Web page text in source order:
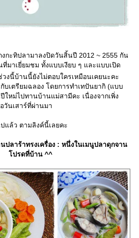
กะทิปลามาลงปิดวันสิ้นปี 2012 ~ 2555 กัน
มาเยี่ยมชม ทั้งแบบเงียบ ๆ และแบบเปิด
วงนี้บ้านนี้ยังไม่ตอบใครเหมือนเคยนะคะ
เตรียมฉลอง โดยการทำเทปันยากิ (แบบ
ใหม่ไปทานบ้านแม่สามีคะ เนื่องจากเพิ่ง
วันเสาร์ที่ผ่านมา
แล้ว ตามลิงค์นี้เลยคะ
ปลาร้าทรงเครื่อง : หนึ่งในเมนูปลาดุกจาน
ปรดที่บ้าน ^^